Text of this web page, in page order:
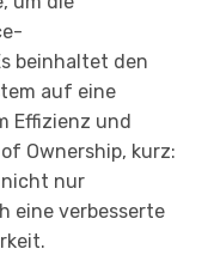
beinhaltet den
auf eine
Effizienz und
Ownership, kurz:
nicht nur
eine verbesserte